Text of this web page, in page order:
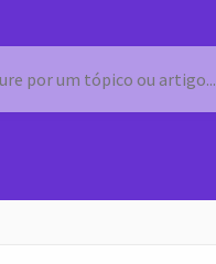
por um tópico ou artigo...